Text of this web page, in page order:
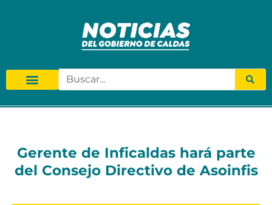
Gerente de Inficaldas hará parte
del Consejo Directivo de Asoinfis